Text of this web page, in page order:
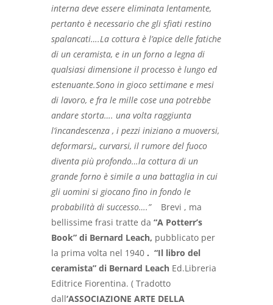
interna deve essere eliminata lentamente,
pertanto è necessario che gli sfiati restino
spalancati….La cottura è l’apice delle fatiche
di un ceramista, e in un forno a legna di
qualsiasi dimensione il processo è lungo ed
estenuante.Sono in gioco settimane e mesi
di lavoro, e fra le mille cose una potrebbe
andare storta…. una volta raggiunta
l’incandescenza , i pezzi iniziano a muoversi,
deformarsi,, curvarsi, il rumore del fuoco
diventa più profondo…la cottura di un
grande forno è simile a una battaglia in cui
gli uomini si giocano fino in fondo le
probabilità di successo….” Brevi , ma
bellissime frasi tratte da “A Potterr’s
Book” di Bernard Leach, pubblicato per
la prima volta nel 1940 . “Il libro del
ceramista” di Bernard Leach Ed.Libreria
Editrice Fiorentina. ( Tradotto
dall‘ASSOCIAZIONE ARTE DELLA